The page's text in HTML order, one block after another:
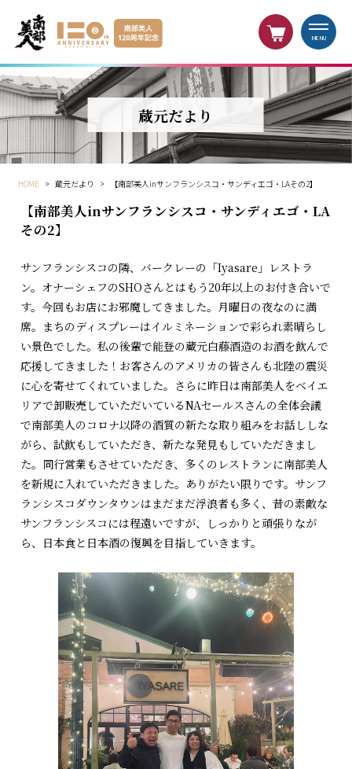
MENU
蔵元だより
HOME > 蔵元だより > 【南部美人inサンフランシスコ・サンディエゴ・LAその2】
【南部美人inサンフランシスコ・サンディエゴ・LA
その2】
サンフランシスコの隣、バークレーの「Iyasare」レストラ
ン。オナーシェフのSHOさんとはもう20年以上のお付き合いで
す。今回もお店にお邪魔してきました。月曜日の夜なのに満
席。まちのディスプレーはイルミネーションで彩られ素晴らし
い景色でした。私の後輩で能登の蔵元白藤酒造のお酒を飲んで
応援してきました！お客さんのアメリカの皆さんも北陸の震災
に心を寄せてくれていました。さらに昨日は南部美人をベイエ
リアで卸販売していただいているNAセールスさんの全体会議
で南部美人のコロナ以降の酒質の新たな取り組みをお話ししな
がら、試飲もしていただき、新たな発見もしていただきまし
た。同行営業もさせていただき、多くのレストランに南部美人
を新規に入れていただきました。ありがたい限りです。サンフ
ランシスコダウンタウンはまだまだ浮浪者も多く、昔の素敵な
サンフランシスコには程遠いですが、しっかりと頑張りなが
ら、日本食と日本酒の復興を目指していきます。